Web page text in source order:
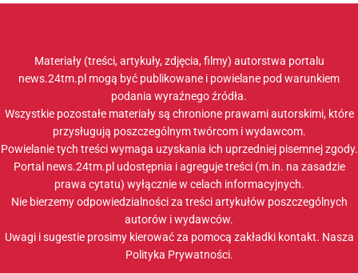
Materiały (treści, artykuły, zdjęcia, filmy) autorstwa portalu
news.24tm.pl mogą być publikowane i powielane pod warunkiem
podania wyraźnego źródła.
Wszystkie pozostałe materiały są chronione prawami autorskimi, które
przysługują poszczególnym twórcom i wydawcom.
Powielanie tych treści wymaga uzyskania ich uprzedniej pisemnej zgody.
Portal news.24tm.pl udostępnia i agreguje treści (m.in. na zasadzie
prawa cytatu) wyłącznie w celach informacyjnych.
Nie bierzemy odpowiedzialności za treści artykułów poszczególnych
autorów i wydawców.
Uwagi i sugestie prosimy kierować za pomocą zakładki kontakt. Nasza
Polityka Prywatności.